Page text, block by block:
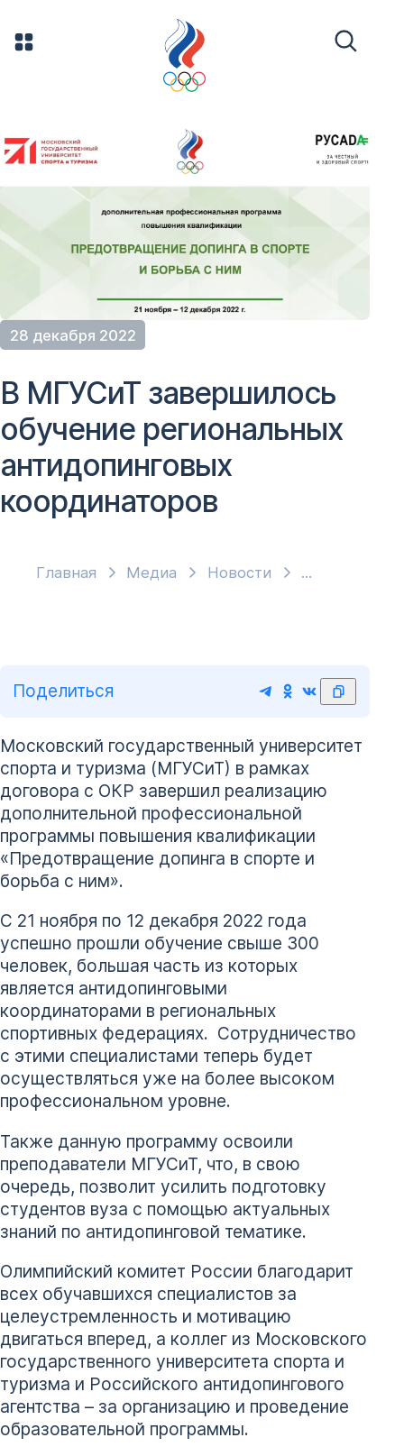
28 декабря 2022
Главная Медиа Новости
В МГУСиТ завершилось
обучение региональных
антидопинговых
координаторов
Поделиться
Московский государственный университет
спорта и туризма (МГУСиТ) в рамках
договора с ОКР завершил реализацию
дополнительной профессиональной
программы повышения квалификации
«Предотвращение допинга в спорте и
борьба с ним».
С 21 ноября по 12 декабря 2022 года
успешно прошли обучение свыше 300
человек, большая часть из которых
является антидопинговыми
координаторами в региональных
спортивных федерациях. Сотрудничество
с этими специалистами теперь будет
осуществляться уже на более высоком
профессиональном уровне.
Также данную программу освоили
преподаватели МГУСиТ, что, в свою
очередь, позволит усилить подготовку
студентов вуза с помощью актуальных
знаний по антидопинговой тематике.
Олимпийский комитет России благодарит
всех обучавшихся специалистов за
целеустремленность и мотивацию
двигаться вперед, а коллег из Московского
государственного университета спорта и
туризма и Российского антидопингового
агентства – за организацию и проведение
образовательной программы.